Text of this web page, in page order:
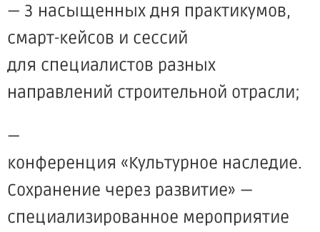
— 3 насыщенных дня практикумов,
смарт-кейсов и сессий
для специалистов разных
направлений строительной отрасли;
—
конференция «Культурное наследие.
Сохранение через развитие» —
специализированное мероприятие